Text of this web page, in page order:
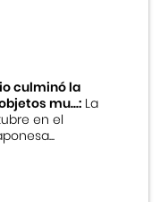
culminó la
mu...:La
en el